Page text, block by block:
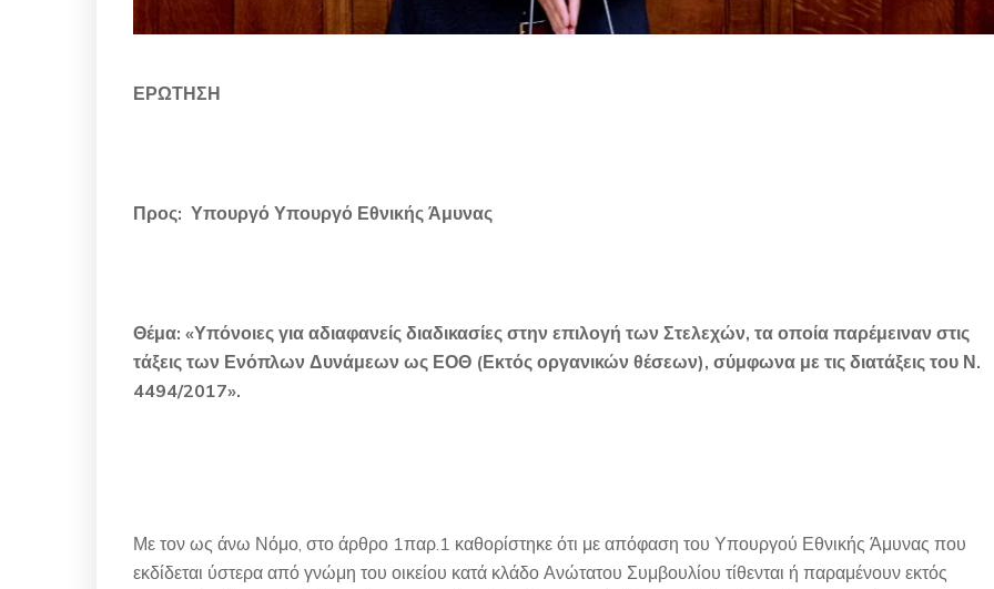
ΕΡΩΤΗΣΗ
Προς: Υπουργό Υπουργό Εθνικής Άμυνας
Θέμα: «Υπόνοιες για αδιαφανείς διαδικασίες στην επιλογή των Στελεχών, τα οποία παρέμειναν στις
τάξεις των Ενόπλων Δυνάμεων ως ΕΟΘ (Εκτός οργανικών θέσεων), σύμφωνα με τις διατάξεις του Ν.
4494/2017».
Με τον ως άνω Νόμο, στο άρθρο 1παρ.1 καθορίστηκε ότι με απόφαση του Υπουργού Εθνικής Άμυνας που
εκδίδεται ύστερα από γνώμη του οικείου κατά κλάδο Ανώτατου Συμβουλίου τίθενται ή παραμένουν εκτός